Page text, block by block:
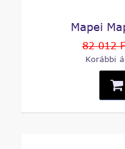
Mapei
82 012
Korábbi